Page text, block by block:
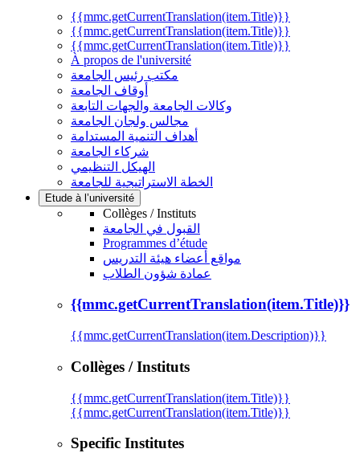
{{mmc.getCurrentTranslation(item.Title)}}
{{mmc.getCurrentTranslation(item.Title)}}
{{mmc.getCurrentTranslation(item.Title)}}
À propos de l'université
مكتب رئيس الجامعة
أوقاف الجامعة
وكالات الجامعة والجهات التابعة
مجالس ولجان الجامعة
أهداف التنمية المستدامة
شركاء الجامعة
الهيكل التنظيمي
الخطة الاستراتيجية للجامعة
Etude à l’université
Collèges / Instituts
القبول في الجامعة
Programmes d’étude
مواقع أعضاء هيئة التدريس
عمادة شؤون الطلاب
{{mmc.getCurrentTranslation(item.Title)}}
{{mmc.getCurrentTranslation(item.Description)}}
Collèges / Instituts
{{mmc.getCurrentTranslation(item.Title)}}
{{mmc.getCurrentTranslation(item.Title)}}
Specific Institutes